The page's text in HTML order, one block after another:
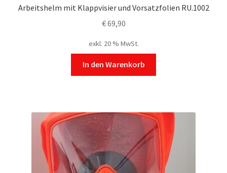
Arbeitshelm mit Klappvisier und Vorsatzfolien RU.1002
€69,90
exkl. 20 % MwSt.
In den Warenkorb